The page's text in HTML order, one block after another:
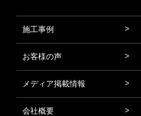
施工事例
お客様の声
メディア掲載情報
会社概要